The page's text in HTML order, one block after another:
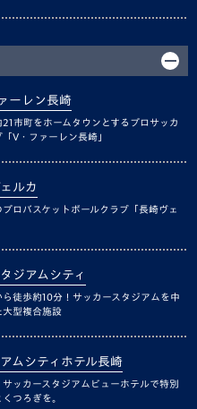
ーレン長崎
21市町をホームタウンとするプロサッカ
V・ファーレン長崎」
ルカ
プロバスケットボールクラブ「長崎ヴェ
ジアムシティ
ら徒歩約10分！サッカースタジアムを中
大型複合施設
ムシティホテル長崎
サッカースタジアムビューホテルで特別
つろぎを。